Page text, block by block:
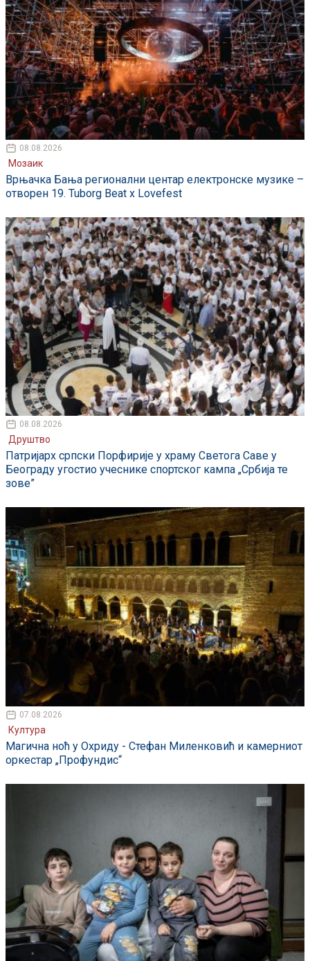
08.08.2026
Мозаик
Врњачка Бања регионални центар електронске музике –
отворен 19. Tuborg Beat x Lovefest
08.08.2026
Друштво
Патријарх српски Порфирије у храму Светога Саве у
Београду угостио учеснике спортског кампа „Србија те
зове”
07.08.2026
Култура
Магична ноћ у Охриду - Стефан Миленковић и камерниот
оркестар „Профундис“